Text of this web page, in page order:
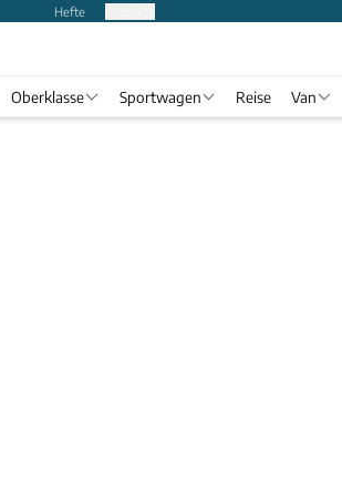
Hefte
Oberklasse Sportwagen Reise Van